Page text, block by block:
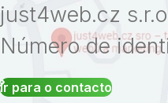
just4web.cz
Número de
Ir para o contacto